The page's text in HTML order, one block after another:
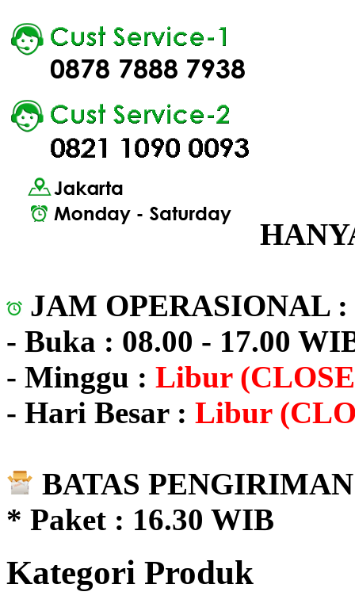
JAM OPERASIONAL :
- Buka : 08.00 - 17.00
- Minggu : Libur
- Hari Besar : Libur
BATAS
* Paket : 16.30 WIB
Kategori Produk